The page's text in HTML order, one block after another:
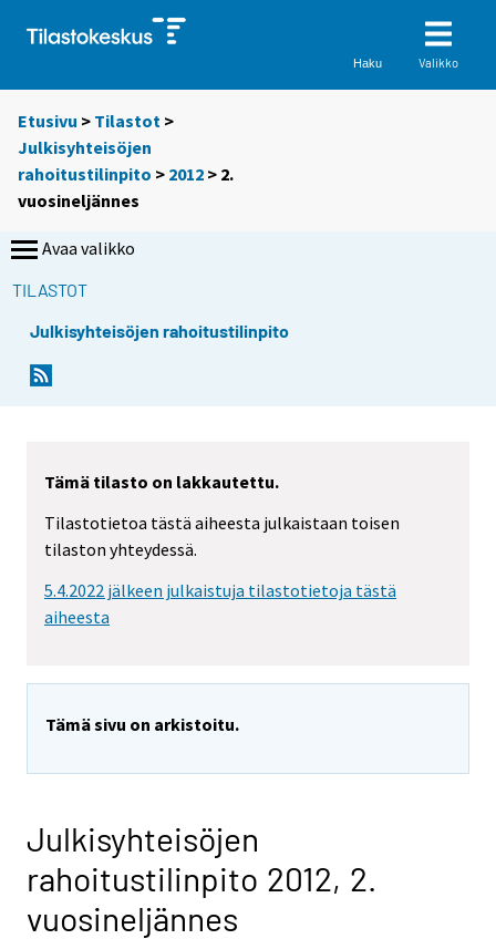
Haku Valikko
Etusivu > Tilastot >
Julkisyhteisöjen
rahoitustilinpito > 2012 > 2.
vuosineljännes
Avaa valikko
TILASTOT
Julkisyhteisöjen rahoitustilinpito
Tämä tilasto on lakkautettu.
Tilastotietoa tästä aiheesta julkaistaan toisen
tilaston yhteydessä.
5.4.2022 jälkeen julkaistuja tilastotietoja tästä
aiheesta
Tämä sivu on arkistoitu.
Julkisyhteisöjen
rahoitustilinpito 2012, 2.
vuosineljännes